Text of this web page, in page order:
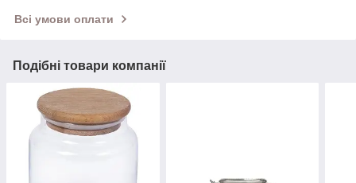
Всі умови оплати
Подібні товари компанії